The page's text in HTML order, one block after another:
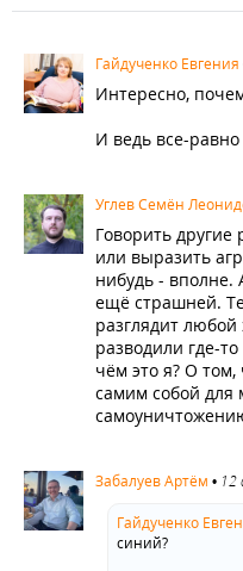
768 Гайдученко Евгения
Интересно,
И ведь все-равно
769 Углев Семён
Говорить другие
или выразить
нибудь -
ещё страшней.
разглядит
разводили где-
чём это я? О том,
самим собой для
770 Забалуев Артём • 12
Гайдученко
синий?